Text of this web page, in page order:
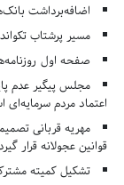
اضافه‌برداشت
مسیر پرشتاب
صفحه اول روزنامه‌های 10
مجلس پیگیر عدم
اعتماد مردم
مهریه قربانی
قوانین عجولانه قرار
تشکیل کمیته